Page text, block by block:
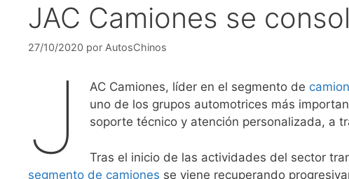
JAC Camiones se
27/10/2020 por AutosChinos
J AC Camiones, líder en el segmento de
uno de los grupos automotrices más
soporte técnico y atención personalizada, a
Tras el inicio de las actividades del sector
segmento de camiones se viene recuperando